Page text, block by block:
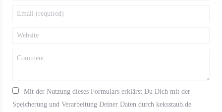
Mit der Nutzung dieses Formulars erklärst Du Dich mit der
Speicherung und Verarbeitung Deiner Daten durch keksstaub.de